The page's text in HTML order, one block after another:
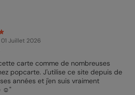
01 Juillet 2026
carte comme de nombreuses
popcarte. J'utilise ce site depuis de
années et j'en suis vraiment
☺️"